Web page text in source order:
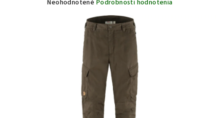
Priemerné
hviezdičiek.
Neohodnotené Podrobnosti hodnotenia